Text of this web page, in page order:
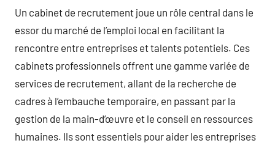
Un cabinet de recrutement joue un rôle central dans le
essor du marché de l’emploi local en facilitant la
rencontre entre entreprises et talents potentiels. Ces
cabinets professionnels offrent une gamme variée de
services de recrutement, allant de la recherche de
cadres à l’embauche temporaire, en passant par la
gestion de la main-d’œuvre et le conseil en ressources
humaines. Ils sont essentiels pour aider les entreprises